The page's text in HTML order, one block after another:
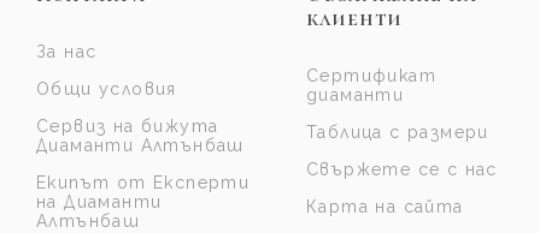
За нас
Общи условия
Сервиз на бижута
Диаманти Алтънбаш
Екипът от Експерти
на Диаманти
Алтънбаш
клиенти
Сертификат
диаманти
Таблица с размери
Свържете се с нас
Карта на сайта